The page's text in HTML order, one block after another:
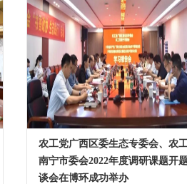
农工党广西区委生态专委会、农
南宁市委会2022年度调研课题开
谈会在博环成功举办